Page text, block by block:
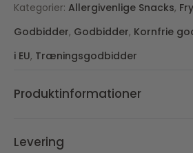
Kategorier: Allergivenlige Snacks,
Godbidder, Godbidder, Kornfrie
i EU, Træningsgodbidder
Produktinformationer
Levering